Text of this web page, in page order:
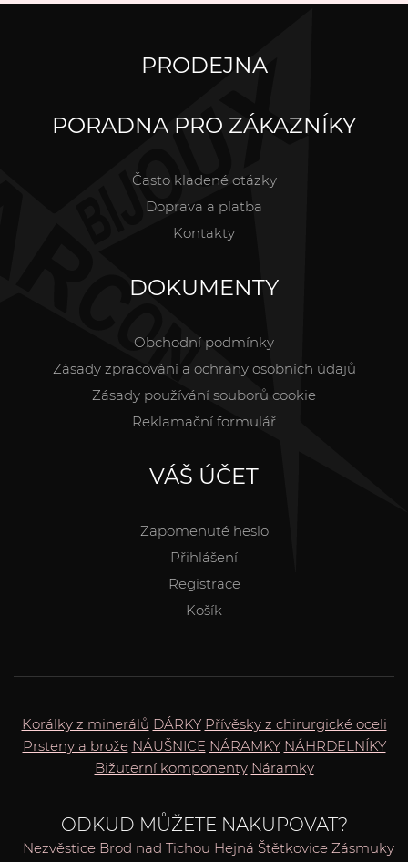
PRODEJNA
PORADNA PRO ZÁKAZNÍKY
Často kladené otázky
Doprava a platba
Kontakty
DOKUMENTY
Obchodní podmínky
Zásady zpracování a ochrany osobních údajů
Zásady používání souborů cookie
Reklamační formulář
VÁŠ ÚČET
Zapomenuté heslo
Přihlášení
Registrace
Košík
Korálky z minerálů DÁRKY Přívěsky z chirurgické oceli
Prsteny a brože NÁUŠNICE NÁRAMKY NÁHRDELNÍKY
Bižuterní komponenty Náramky
ODKUD MŮŽETE NAKUPOVAT?
Nezvěstice Brod nad Tichou Hejná Štětkovice Zásmuky